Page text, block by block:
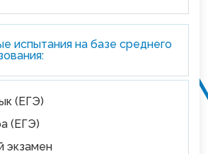
испытания на базе среднего
(ЕГЭ)
(ЕГЭ)
экзамен